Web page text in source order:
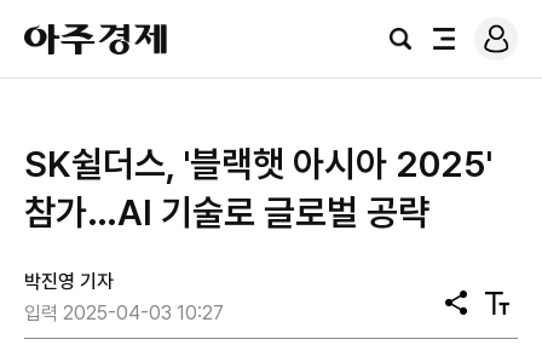
아
주
경
검
전
로
그
SK쉴더스, '블랙햇 아시아 2025'
참가…AI 기술로 글로벌 공략
박진영 기자
입력 2025-04-03 10:27
공
유
텍
스